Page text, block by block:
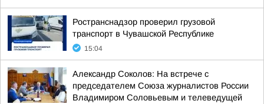
Ространснадзор проверил грузовой
транспорт в Чувашской Республике
15:04
Александр Соколов: На встрече с
председателем Союза журналистов России
Владимиром Соловьевым и телеведущей